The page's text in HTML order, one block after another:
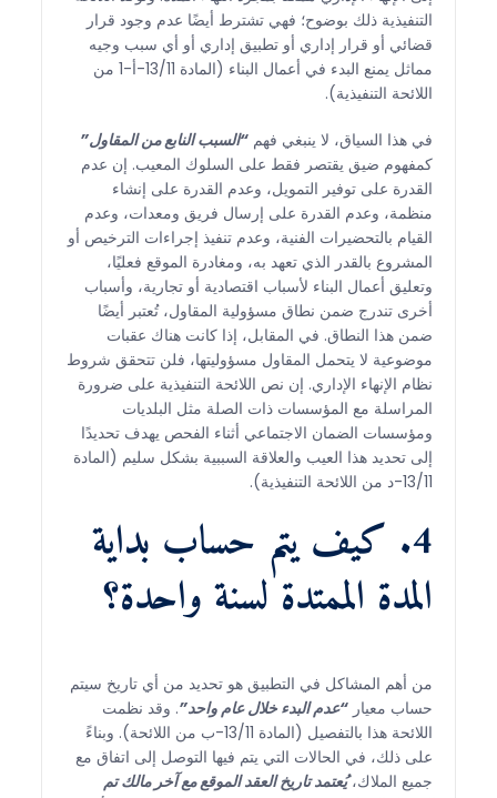
التنفيذية ذلك بوضوح؛ فهي تشترط أيضًا عدم وجود قرار
قضائي أو قرار إداري أو تطبيق إداري أو أي سبب وجيه
مماثل يمنع البدء في أعمال البناء (المادة 13/11-أ-1 من
اللائحة التنفيذية).
في هذا السياق، لا ينبغي فهم“السبب النابع من المقاول”
كمفهوم ضيق يقتصر فقط على السلوك المعيب. إن عدم
القدرة على توفير التمويل، وعدم القدرة على إنشاء
منظمة، وعدم القدرة على إرسال فريق ومعدات، وعدم
القيام بالتحضيرات الفنية، وعدم تنفيذ إجراءات الترخيص أو
المشروع بالقدر الذي تعهد به، ومغادرة الموقع فعليًا،
وتعليق أعمال البناء لأسباب اقتصادية أو تجارية، وأسباب
أخرى تندرج ضمن نطاق مسؤولية المقاول، تُعتبر أيضًا
ضمن هذا النطاق. في المقابل، إذا كانت هناك عقبات
موضوعية لا يتحمل المقاول مسؤوليتها، فلن تتحقق شروط
نظام الإنهاء الإداري. إن نص اللائحة التنفيذية على ضرورة
المراسلة مع المؤسسات ذات الصلة مثل البلديات
ومؤسسات الضمان الاجتماعي أثناء الفحص يهدف تحديدًا
إلى تحديد هذا العيب والعلاقة السببية بشكل سليم (المادة
13/11-د من اللائحة التنفيذية).
4. كيف يتم حساب بداية
المدة الممتدة لسنة واحدة؟
من أهم المشاكل في التطبيق هو تحديد من أي تاريخ سيتم
حساب معيار“عدم البدء خلال عام واحد”. وقد نظمت
اللائحة هذا بالتفصيل (المادة 13/11-ب من اللائحة). وبناءً
على ذلك، في الحالات التي يتم فيها التوصل إلى اتفاق مع
جميع الملاك،يُعتمد تاريخ العقد الموقع مع آخر مالك تم